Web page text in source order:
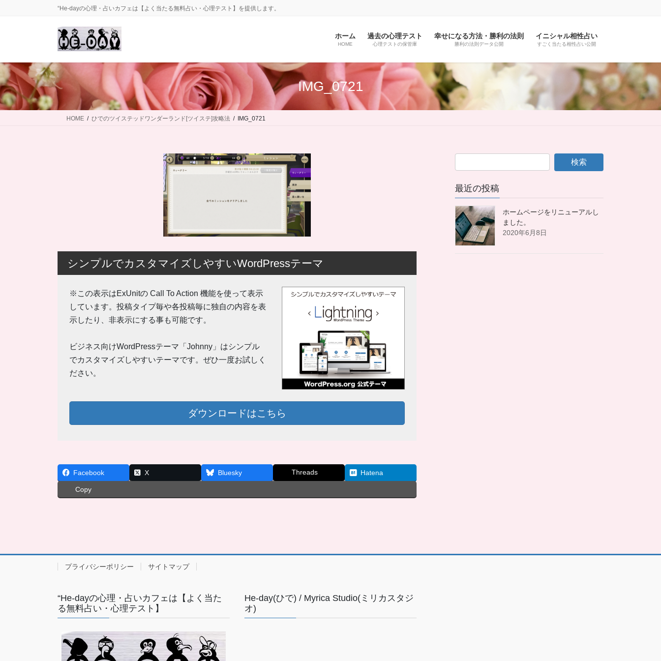
に
移
動
ョ
ン
に
移
動
“He-dayの心理・占いカフェは【よく当たる無料占い・心理テスト】を提供します。
ホーム
HOME
過去の心理テスト
心理テストの保管庫
幸せになる方法・勝利の法則
勝利の法則データ公開
イニシャル相性占い
すごく当たる相性占い公開
IMG_0721
HOME ひでのツイステッドワンダーランド[ツイステ]攻略法 IMG_0721
シンプルでカスタマイズしやすいWordPressテーマ
※この表示はExUnitの Call To Action 機能を使って表示
しています。投稿タイプ毎や各投稿毎に独自の内容を表
示したり、非表示にする事も可能です。
ビジネス向けWordPressテーマ「Johnny」はシンプル
でカスタマイズしやすいテーマです。ぜひ一度お試しく
ださい。
ダウンロードはこちら
Facebook X Bluesky Threads Hatena
Copy
最近の投稿
ホームページをリニューアルし
ました。
2020年6月8日
プライバシーポリシー サイトマップ
“He-dayの心理・占いカフェは【よく当た
る無料占い・心理テスト】
He-day(ひで) / Myrica Studio(ミリカスタジ
オ)